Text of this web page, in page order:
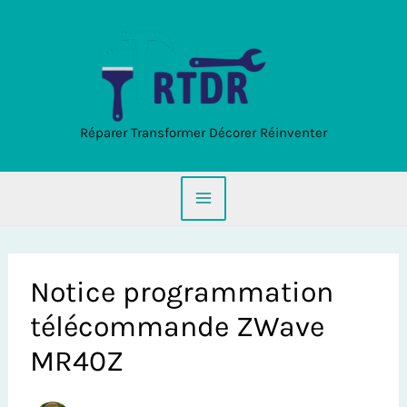
Réparer Transformer Décorer Réinventer
Notice programmation
télécommande ZWave
MR40Z